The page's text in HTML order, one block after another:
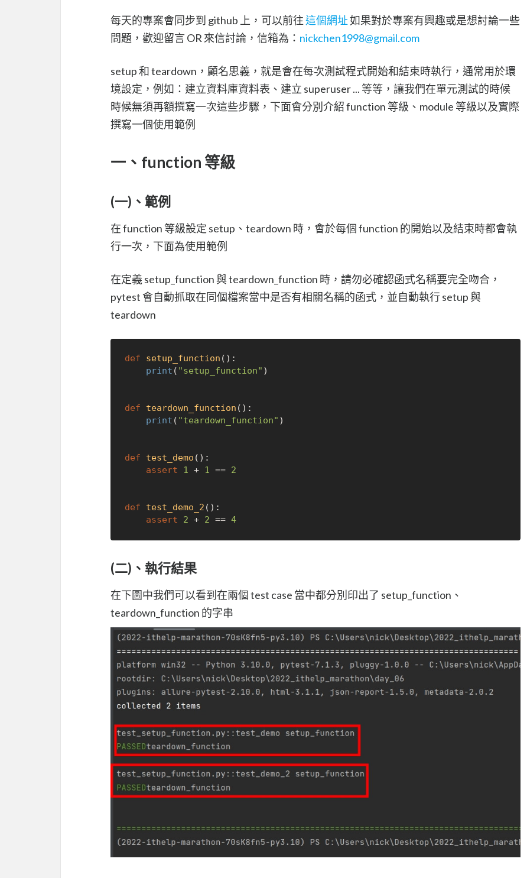
每天的專案會同步到 github 上，可以前往這個網址如果對於專案有興趣或是想討論一些
問題，歡迎留言 OR 來信討論，信箱為： nickchen1998@gmail.com
setup 和 teardown，顧名思義，就是會在每次測試程式開始和結束時執行，通常用於環
境設定，例如：建立資料庫資料表、建立 superuser ... 等等，讓我們在單元測試的時候
時候無須再額撰寫一次這些步驟，下面會分別介紹 function 等級、module 等級以及實際
撰寫一個使用範例
一、function 等級
(一)、範例
在 function 等級設定 setup、teardown 時，會於每個 function 的開始以及結束時都會執
行一次，下面為使用範例
在定義 setup_function 與 teardown_function 時，請勿必確認函式名稱要完全吻合，
pytest 會自動抓取在同個檔案當中是否有相關名稱的函式，並自動執行 setup 與
teardown
def setup_function ():
print ( "setup_function" )
def teardown_function ():
print ( "teardown_function" )
def test_demo ():
assert
1 + 1 == 2
def test_demo_2 ():
assert
2 + 2 == 4
(二)、執行結果
在下圖中我們可以看到在兩個 test case 當中都分別印出了 setup_function、
teardown_function 的字串